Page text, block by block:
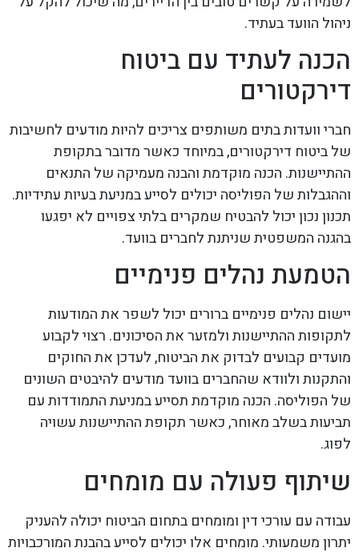
ניהול הוועד בעתיד.
הכנה לעתיד עם ביטוח
דירקטורים
חברי וועדות בתים משותפים צריכים להיות מודעים לחשיבות
של ביטוח דירקטורים, במיוחד כאשר מדובר בתקופת
ההתיישנות. הכנה מוקדמת והבנה מעמיקה של התנאים
וההגבלות של הפוליסה יכולים לסייע במניעת בעיות עתידיות.
תכנון נכון יכול להבטיח שמקרים בלתי צפויים לא יפגעו
בהגנה המשפטית שניתנת לחברים בוועד.
הטמעת נהלים פנימיים
יישום נהלים פנימיים ברורים יכול לשפר את המודעות
לתקופות ההתיישנות ולמזער את הסיכונים. רצוי לקבוע
מועדים קבועים לבדוק את הביטוח, לעדכן את החוקים
והתקנות ולוודא שהחברים בוועד מודעים להיבטים השונים
של הפוליסה. הכנה מוקדמת תסייע במניעת התמודדות עם
תביעות בשלב מאוחר, כאשר תקופת ההתיישנות עשויה
לפוג.
שיתוף פעולה עם מומחים
עבודה עם עורכי דין ומומחים בתחום הביטוח יכולה להעניק
יתרון משמעותי. מומחים אלו יכולים לסייע בהבנת המורכבויות